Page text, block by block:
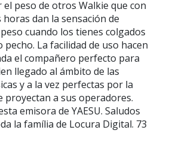
peso de otros Walkie que con
horas dan la sensación de
cuando los tienes colgados
La facilidad de uso hacen
el compañero perfecto para
llegado al ámbito de las
y a la vez perfectas por la
proyectan a sus operadores.
emisora de YAESU. Saludos
la família de Locura Digital. 73